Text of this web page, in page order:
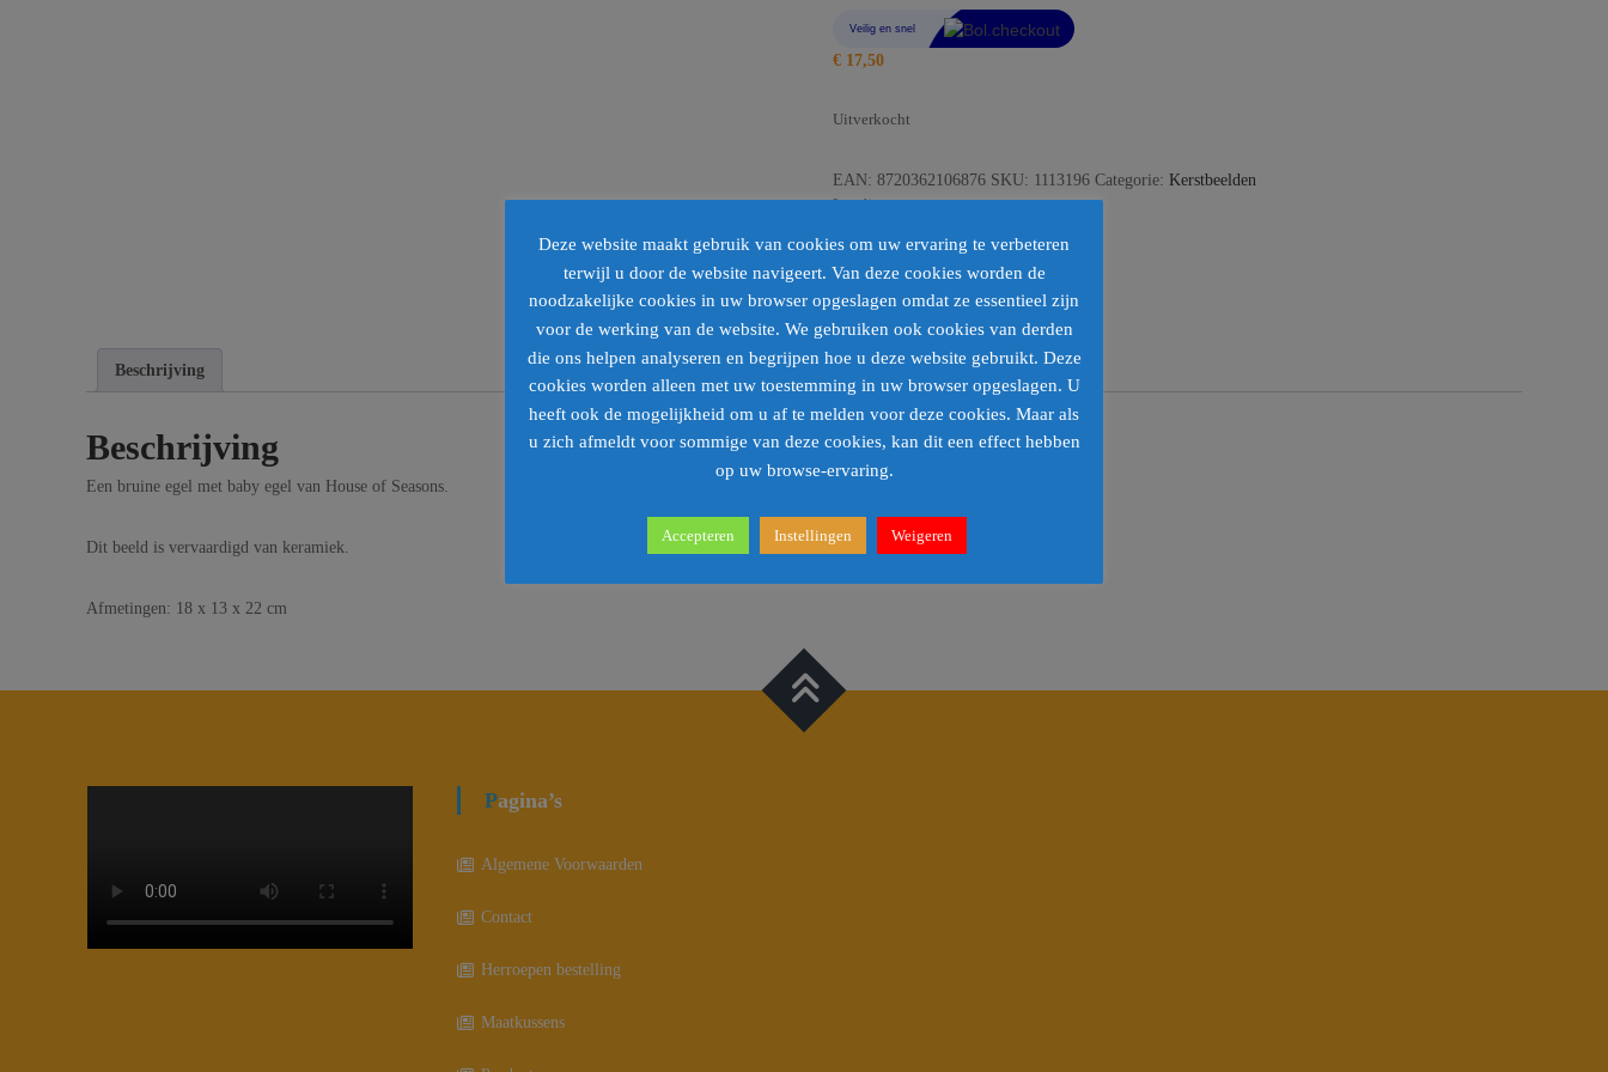
€ 17,50
Uitverkocht
EAN: 8720362106876 SKU: 1113196 Categorie: Kerstbeelden
Loading...
Barcode:
Beschrijving
Beschrijving
Een bruine egel met baby egel van House of Seasons.
Dit beeld is vervaardigd van keramiek.
Afmetingen: 18 x 13 x 22 cm
Pagina’s
Algemene Voorwaarden
Contact
Herroepen bestelling
Maatkussens
Deze website maakt gebruik van cookies om uw ervaring te verbeteren
terwijl u door de website navigeert. Van deze cookies worden de
noodzakelijke cookies in uw browser opgeslagen omdat ze essentieel zijn
voor de werking van de website. We gebruiken ook cookies van derden
die ons helpen analyseren en begrijpen hoe u deze website gebruikt. Deze
cookies worden alleen met uw toestemming in uw browser opgeslagen. U
heeft ook de mogelijkheid om u af te melden voor deze cookies. Maar als
u zich afmeldt voor sommige van deze cookies, kan dit een effect hebben
op uw browse-ervaring.
Accepteren Instellingen Weigeren